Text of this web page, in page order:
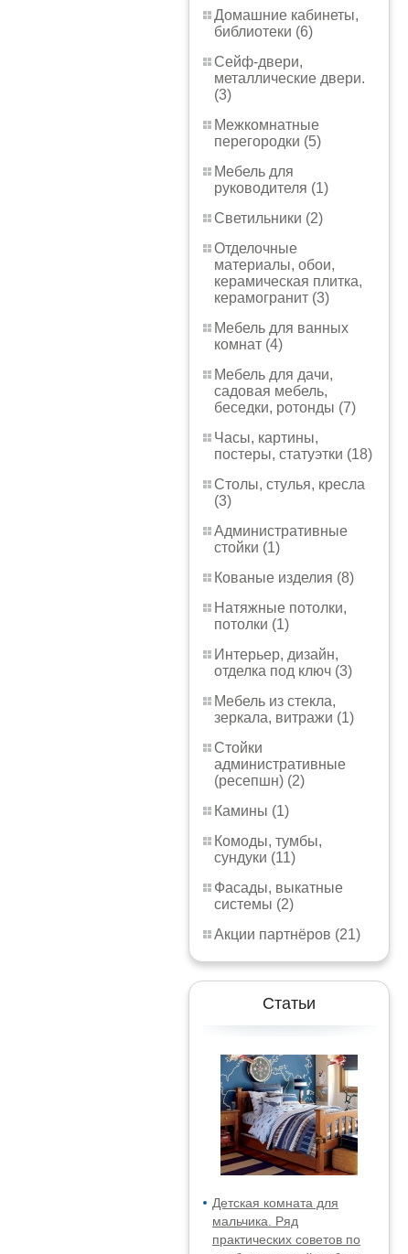
Домашние кабинеты,
библиотеки (6)
Сейф-двери,
металлические двери.
(3)
Межкомнатные
перегородки (5)
Мебель для
руководителя (1)
Светильники (2)
Отделочные
материалы, обои,
керамическая плитка,
керамогранит (3)
Мебель для ванных
комнат (4)
Мебель для дачи,
садовая мебель,
беседки, ротонды (7)
Часы, картины,
постеры, статуэтки (18)
Столы, стулья, кресла
(3)
Административные
стойки (1)
Кованые изделия (8)
Натяжные потолки,
потолки (1)
Интерьер, дизайн,
отделка под ключ (3)
Мебель из стекла,
зеркала, витражи (1)
Стойки
административные
(ресепшн) (2)
Камины (1)
Комоды, тумбы,
сундуки (11)
Фасады, выкатные
системы (2)
Акции партнёров (21)
Статьи
Детская комната для
мальчика. Ряд
практических советов по